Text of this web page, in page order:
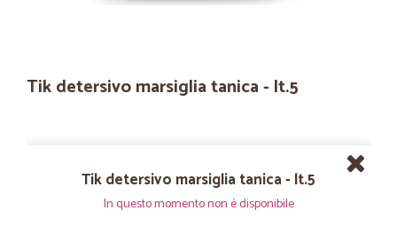
Tik detersivo marsiglia tanica - lt.5
Tik detersivo marsiglia tanica - lt.5
In questo momento non è disponibile